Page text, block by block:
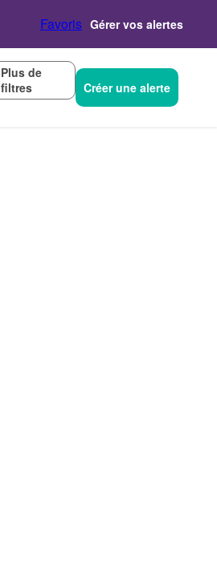
Favoris Gérer vos alertes
Plus de
filtres
Créer une alerte